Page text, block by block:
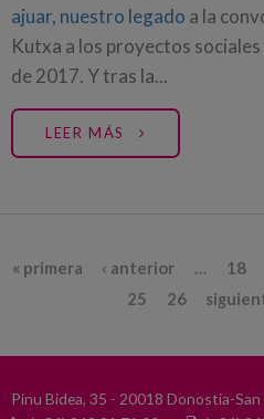
ajuar, nuestro legado a la
Kutxa a los proyectos
de 2017. Y tras la...
LEER MÁS
Páginas
« primera ‹ anterior … 18
25
26
Pinu Bidea, 35 - 20018 Donostia-San